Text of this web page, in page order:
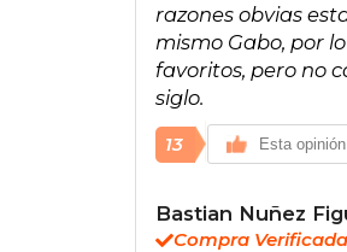
razones obvias
mismo Gabo, por
favoritos, pero no
siglo.
13 Esta
Bastian Nuñez
Compra Verificada